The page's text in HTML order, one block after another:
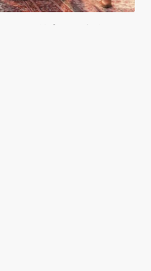
pop的性別文化戰